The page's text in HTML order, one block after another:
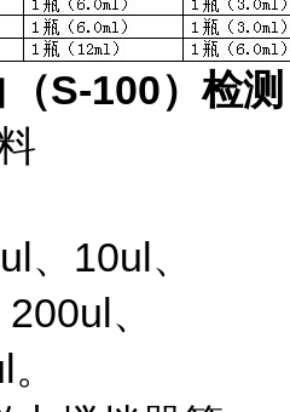
S-100）检测
、10ul、
、